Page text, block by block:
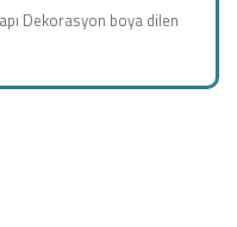
Dekorasyon boya dilen